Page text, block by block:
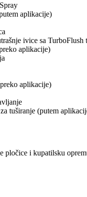
aplikacije)
ivice sa
aplikacije)
aplikacije)
tuširanje (putem
pločice i kupatilsku